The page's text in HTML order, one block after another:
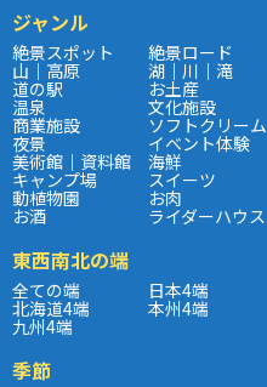
ジャンル
絶景スポット 絶景ロード
山｜高原 湖｜川｜滝
道の駅 お土産
温泉 文化施設
商業施設 ソフトクリーム
夜景 イベント体験
美術館｜資料館 海鮮
キャンプ場 スイーツ
動植物園 お肉
お酒 ライダーハウス
東西南北の端
全ての端 日本4端
北海道4端 本州4端
九州4端
季節